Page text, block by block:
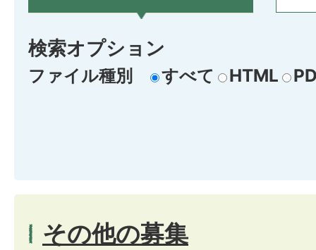
検索オプション
ファイル種別 すべて HTML
その他の募集